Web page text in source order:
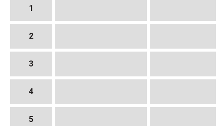
1
2
3
4
5